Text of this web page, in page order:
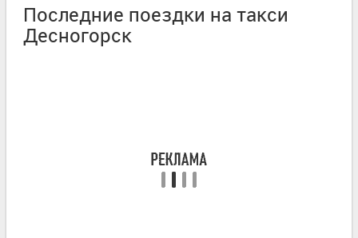
Последние поездки на такси
Десногорск